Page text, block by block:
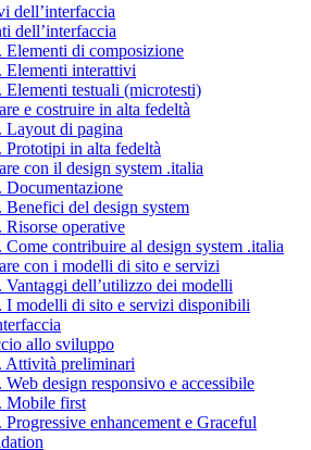
dell’interfaccia
dell’interfaccia
Elementi di composizione
Elementi interattivi
Elementi testuali (microtesti)
e costruire in alta fedeltà
Layout di pagina
Prototipi in alta fedeltà
con il design system .italia
Documentazione
Benefici del design system
Risorse operative
Come contribuire al design system .italia
con i modelli di sito e servizi
Vantaggi dell’utilizzo dei modelli
I modelli di sito e servizi disponibili
allo sviluppo
Attività preliminari
Web design responsivo e accessibile
Mobile first
Progressive enhancement e Graceful